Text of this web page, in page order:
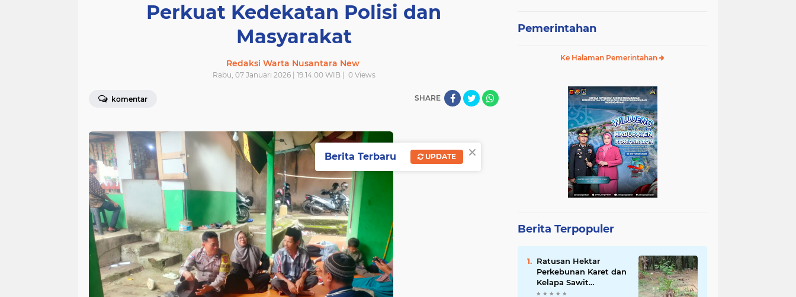
Perkuat Kedekatan Polisi dan
Masyarakat
Redaksi Warta Nusantara New
Rabu, 07 Januari 2026 | 19.14.00 WIB | 0Views
komentar SHARE
Pemerintahan
Ke Halaman Pemerintahan
Berita Terpopuler
Ratusan Hektar
Perkebunan Karet dan
Kelapa Sawit
terendam banjir
×
Berita Terbaru UPDATE